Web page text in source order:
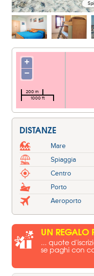
+
−
200 m
1000 ft
DISTANZE
Mare
Spiaggia
Centro
Porto
Aeroporto
UN REGALO
... quote
se paghi con